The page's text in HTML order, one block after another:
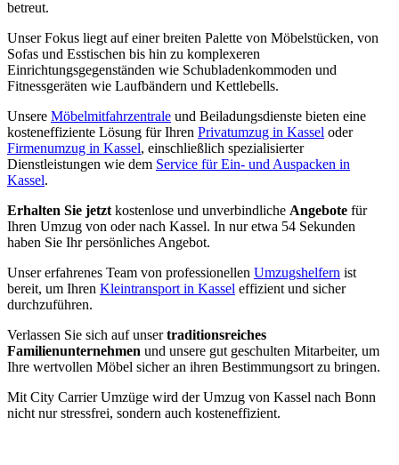
betreut.
Unser Fokus liegt auf einer breiten Palette von Möbelstücken, von
Sofas und Esstischen bis hin zu komplexeren
Einrichtungsgegenständen wie Schubladenkommoden und
Fitnessgeräten wie Laufbändern und Kettlebells.
Unsere Möbelmitfahrzentrale und Beiladungsdienste bieten eine
kosteneffiziente Lösung für Ihren Privatumzug in Kassel oder
Firmenumzug in Kassel, einschließlich spezialisierter
Dienstleistungen wie dem Service für Ein- und Auspacken in
Kassel.
Erhalten Sie jetzt kostenlose und unverbindliche Angebote für
Ihren Umzug von oder nach Kassel. In nur etwa 54 Sekunden
haben Sie Ihr persönliches Angebot.
Unser erfahrenes Team von professionellen Umzugshelfern ist
bereit, um Ihren Kleintransport in Kassel effizient und sicher
durchzuführen.
Verlassen Sie sich auf unsertraditionsreiches
Familienunternehmen und unsere gut geschulten Mitarbeiter, um
Ihre wertvollen Möbel sicher an ihren Bestimmungsort zu bringen.
Mit City Carrier Umzüge wird der Umzug von Kassel nach Bonn
nicht nur stressfrei, sondern auch kosteneffizient.